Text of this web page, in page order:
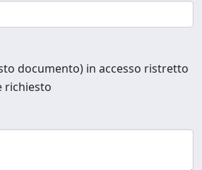
documento) in accesso ristretto
richiesto